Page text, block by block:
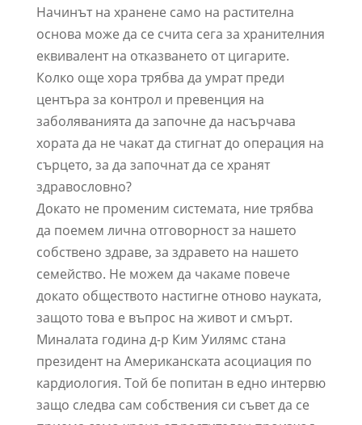
Начинът на хранене само на растителна
основа може да се счита сега за хранителния
еквивалент на отказването от цигарите.
Колко още хора трябва да умрат преди
центъра за контрол и превенция на
заболяванията да започне да насърчава
хората да не чакат да стигнат до операция на
сърцето, за да започнат да се хранят
здравословно?
Докато не променим системата, ние трябва
да поемем лична отговорност за нашето
собствено здраве, за здравето на нашето
семейство. Не можем да чакаме повече
докато обществото настигне отново науката,
защото това е въпрос на живот и смърт.
Миналата година д-р Ким Уилямс стана
президент на Американската асоциация по
кардиология. Той бе попитан в едно интервю
защо следва сам собствения си съвет да се